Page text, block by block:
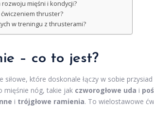
mięśni i kondycji?
thruster?
w treningu z thrusterami?
– co to jest?
siłowe, które doskonale łączy w sobie przysiad
mięśnie nóg, takie jak czworogłowe uda i
i trójgłowe ramienia. To wielostawowe